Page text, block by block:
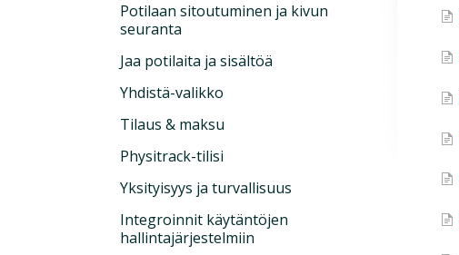
Potilaan sitoutuminen ja kivun
seuranta
Jaa potilaita ja sisältöä
Yhdistä-valikko
Tilaus & maksu
Physitrack-tilisi
Yksityisyys ja turvallisuus
Integroinnit käytäntöjen
hallintajärjestelmiin